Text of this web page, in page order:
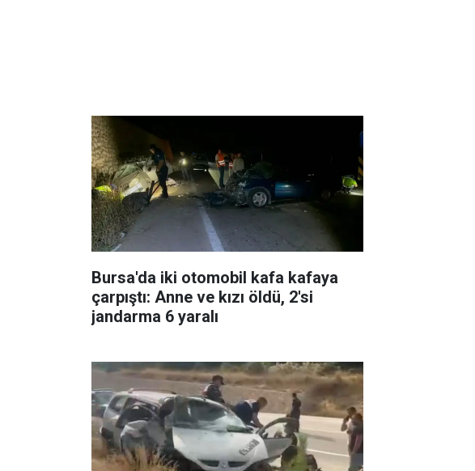
Bursa'da iki otomobil kafa kafaya
çarpıştı: Anne ve kızı öldü, 2'si
jandarma 6 yaralı